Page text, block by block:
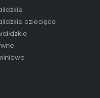
dziecięce